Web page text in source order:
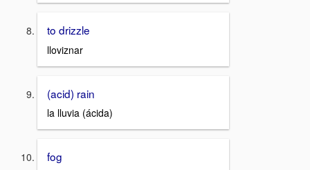
to drizzle
lloviznar
(acid) rain
la lluvia (ácida)
fog